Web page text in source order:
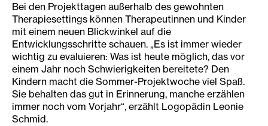
Bei den Projekttagen außerhalb des gewohnten
Therapiesettings können Therapeutinnen und Kinder
mit einem neuen Blickwinkel auf die
Entwicklungsschritte schauen. „Es ist immer wieder
wichtig zu evaluieren: Was ist heute möglich, das vor
einem Jahr noch Schwierigkeiten bereitete? Den
Kindern macht die Sommer-Projektwoche viel Spaß.
Sie behalten das gut in Erinnerung, manche erzählen
immer noch vom Vorjahr“, erzählt Logopädin Leonie
Schmid.